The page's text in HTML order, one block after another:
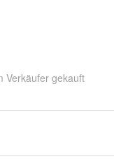
Verkäufer gekauft